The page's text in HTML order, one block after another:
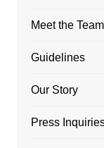
Meet the Team
Guidelines
Our Story
Press